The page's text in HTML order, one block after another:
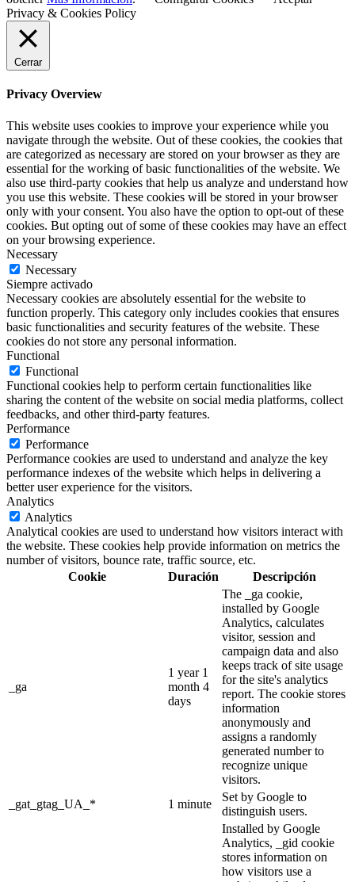
Privacy & Cookies Policy
Cerrar
Privacy Overview
This website uses cookies to improve your experience while you
navigate through the website. Out of these cookies, the cookies that
are categorized as necessary are stored on your browser as they are
essential for the working of basic functionalities of the website. We
also use third-party cookies that help us analyze and understand how
you use this website. These cookies will be stored in your browser
only with your consent. You also have the option to opt-out of these
cookies. But opting out of some of these cookies may have an effect
on your browsing experience.
Necessary
Necessary
Siempre activado
Necessary cookies are absolutely essential for the website to
function properly. This category only includes cookies that ensures
basic functionalities and security features of the website. These
cookies do not store any personal information.
Functional
Functional
Functional cookies help to perform certain functionalities like
sharing the content of the website on social media platforms, collect
feedbacks, and other third-party features.
Performance
Performance
Performance cookies are used to understand and analyze the key
performance indexes of the website which helps in delivering a
better user experience for the visitors.
Analytics
Analytics
Analytical cookies are used to understand how visitors interact with
the website. These cookies help provide information on metrics the
number of visitors, bounce rate, traffic source, etc.
Cookie
Duración Descripción
_ga
1 year 1
month 4
days
The _ga cookie,
installed by Google
Analytics, calculates
visitor, session and
campaign data and also
keeps track of site usage
for the site's analytics
report. The cookie stores
information
anonymously and
assigns a randomly
generated number to
recognize unique
visitors.
_gat_gtag_UA_*
1 minute
Set by Google to
distinguish users.
Installed by Google
Analytics, _gid cookie
stores information on
how visitors use a